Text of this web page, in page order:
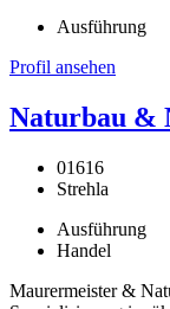
Ausführung
Profil ansehen
Naturbau &
01616
Strehla
Ausführung
Handel
Maurermeister &